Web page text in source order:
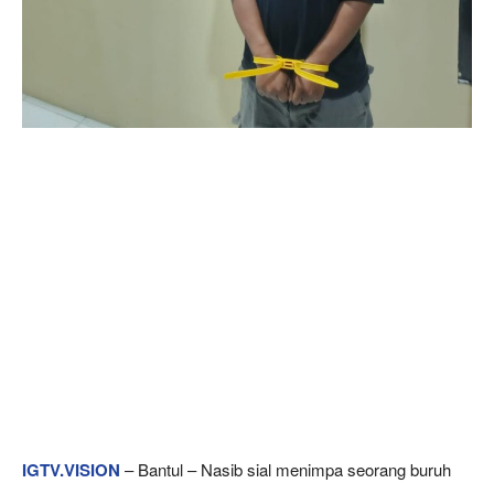
IGTV.VISION – Bantul – Nasib sial menimpa seorang buruh